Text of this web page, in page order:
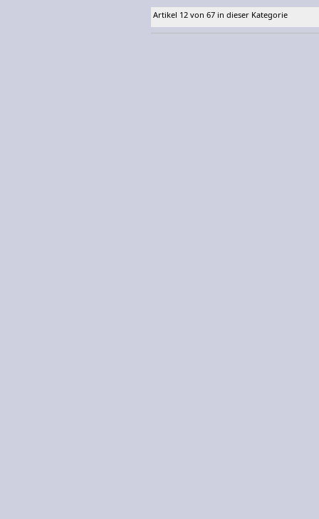
Artikel 12 von 67 in dieser Kategorie